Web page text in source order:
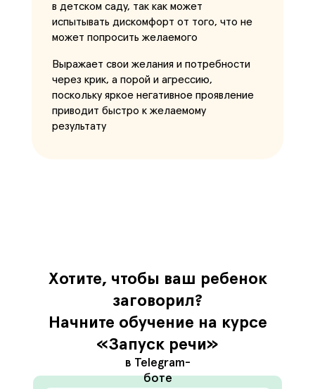
в детском саду, так как может
испытывать дискомфорт от того, что не
может попросить желаемого
Выражает свои желания и потребности
через крик, а порой и агрессию,
поскольку яркое негативное проявление
приводит быстро к желаемому
результату
Хотите, чтобы ваш ребенок
заговорил?
Начните обучение на курсе
«Запуск речи»
в Telegram-
боте